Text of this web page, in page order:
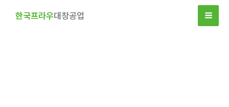
한국프라우대창공업